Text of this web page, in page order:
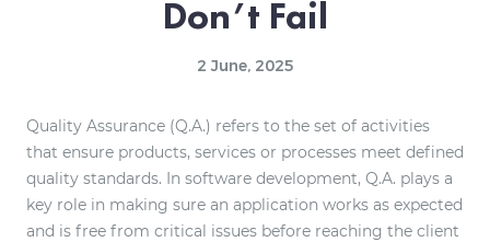
Don’t Fail
2 June, 2025
Quality Assurance (Q.A.) refers to the set of activities
that ensure products, services or processes meet defined
quality standards. In software development, Q.A. plays a
key role in making sure an application works as expected
and is free from critical issues before reaching the client